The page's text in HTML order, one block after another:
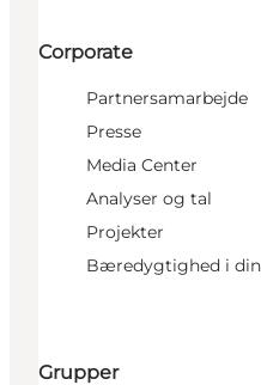
Corporate
Partnersamarbejde
Presse
Media Center
Analyser og tal
Projekter
Bæredygtighed i
Grupper